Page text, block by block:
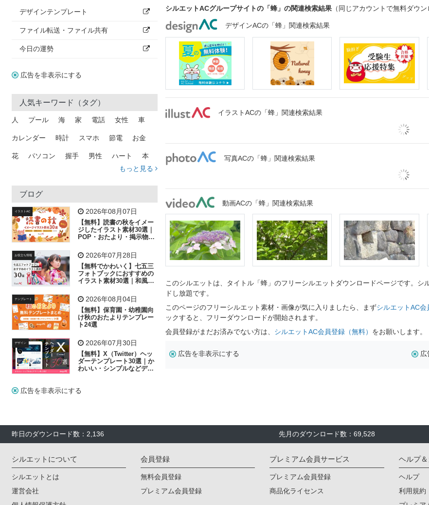
デザインテンプレート
ファイル転送・ファイル共有
今日の運勢
広告を非表示にする
人気キーワード（タグ）
人 プール 海 家 電話 女性 車
カレンダー 時計 スマホ 節電 お金
花 パソコン 握手 男性 ハート 本
トラック 木
吹き出し
飛行機 グラフ ビル 魚 家族 書類
歩く 工場 会社 太陽 キラキラ
子供 作業員 葉 相談 ピクトグラム
もっと見る
ブログ
イラストAC 2026年08月07日
【無料】読書の秋をイメー
ジしたイラスト素材30選｜
POP・おたより・掲示物に
お役立ち情報 2026年07月28日
【無料でかわいく】七五三
フォトブックにおすすめの
イラスト素材30選｜和風の
テンプレート 2026年08月04日
【無料】保育園・幼稚園向
け秋のおたよりテンプレー
ト24選
デザイン 2026年07月30日
【無料】X（Twitter）ヘッ
ダーテンプレート30選｜か
わいい・シンプルなどデザ
広告を非表示にする
シルエットACグループサイトの「蜂」の関連検索結果 （同じアカウントで無料ダウン
デザインACの「蜂」関連検索結果
イラストACの「蜂」関連検索結果
写真ACの「蜂」関連検索結果
動画ACの「蜂」関連検索結果
このシルエットは、タイトル「蜂」のフリーシルエットダウンロードページです。
ドし放題です。
このページのフリーシルエット素材・画像が気に入りましたら、まずシルエットAC会
ックすると、フリーダウンロードが開始されます。
会員登録がまだお済みでない方は、 シルエットAC会員登録（無料） をお願いします。
広告を非表示にする 広
昨日のダウンロード数：2,136 先月のダウンロード数：69,528
シルエットについて
シルエットとは
運営会社
会員登録
無料会員登録
プレミアム会員登録
プレミアム会員サービス
プレミアム会員登録
商品化ライセンス
ヘルプ
ヘルプ
利用規約